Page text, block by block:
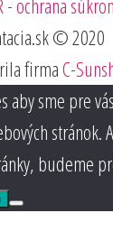
- ochrana
© 2020
firmaC-
aby sme pre
budeme